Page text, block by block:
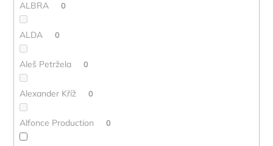
ALBRA 0
ALDA 0
Aleš Petržela 0
Alexander Kříž 0
Alfonce Production 0